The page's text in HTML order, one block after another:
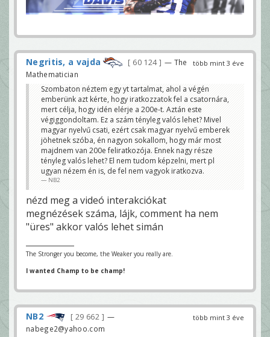
több mint 3 éve
Negritis, a vajda 60 124
— The
Mathematician
Szombaton néztem egy yt tartalmat, ahol a végén
emberünk azt kérte, hogy iratkozzatok fel a csatornára,
mert célja, hogy idén elérje a 200e-t. Aztán este
végiggondoltam. Ez a szám tényleg valós lehet? Mivel
magyar nyelvű csati, ezért csak magyar nyelvű emberek
jöhetnek szóba, én nagyon sokallom, hogy már most
majdnem van 200e feliratkozója. Ennek nagy része
tényleg valós lehet? El nem tudom képzelni, mert pl
ugyan nézem én is, de fel nem vagyok iratkozva.
NB2
nézd meg a videó interakciókat
megnézések száma, lájk, comment ha nem
"üres" akkor valós lehet simán
The Stronger you become, the Weaker you really are.
I wanted Champ to be champ!
több mint 3 éve
NB2 29 662
—
nabege2@yahoo.com